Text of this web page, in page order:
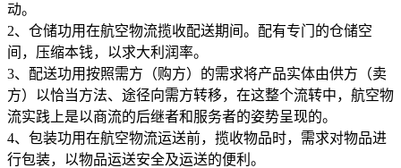
动。
2、仓储功用在航空物流揽收配送期间。配有专门的仓储空
间，压缩本钱，以求大利润率。
3、配送功用按照需方（购方）的需求将产品实体由供方（卖
方）以恰当方法、途径向需方转移，在这整个流转中，航空物
流实践上是以商流的后继者和服务者的姿势呈现的。
4、包装功用在航空物流运送前，揽收物品时，需求对物品进
行包装，以物品运送安全及运送的便利。